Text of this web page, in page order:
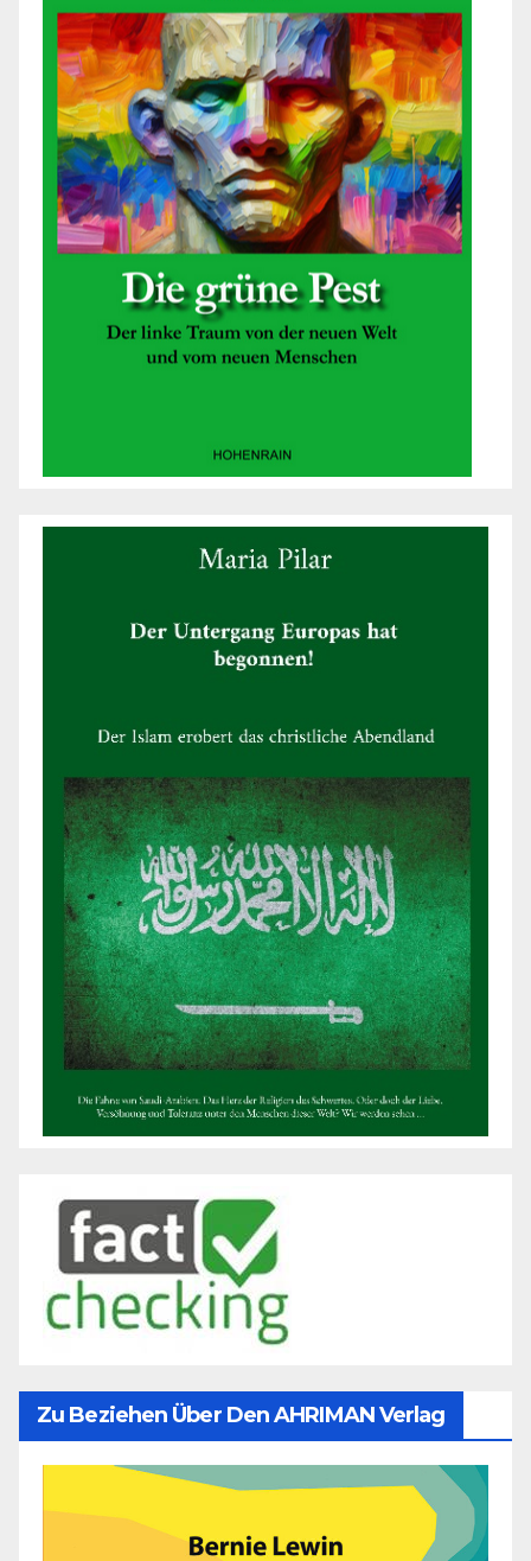
Zu Beziehen Über Den AHRIMAN Verlag